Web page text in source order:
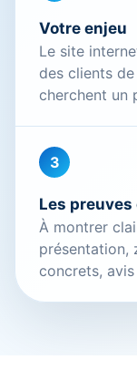
Votre enjeu
Le site
des clients
cherchent un
3
Les preuves
À montrer
présentation,
concrets,